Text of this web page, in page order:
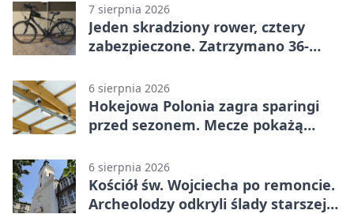
7 sierpnia 2026
Jeden skradziony rower, cztery
zabezpieczone. Zatrzymano 36-
6 sierpnia 2026
Hokejowa Polonia zagra sparingi
przed sezonem. Mecze pokażą
6 sierpnia 2026
Kościół św. Wojciecha po remoncie.
Archeolodzy odkryli ślady starszej